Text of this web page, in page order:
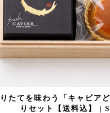
たてを味わう「キャビア
りセット【送料込】 |